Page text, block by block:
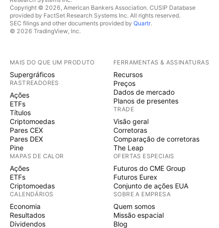
Copyright © 2026, American Bankers Association. CUSIP Database
provided by FactSet Research Systems Inc. All rights reserved.
SEC filings and other documents provided by Quartr.
© 2026 TradingView, Inc.
MAIS DO QUE UM PRODUTO
Supergráficos
RASTREADORES
Ações
ETFs
Títulos
Criptomoedas
Pares CEX
Pares DEX
Pine
MAPAS DE CALOR
Ações
ETFs
Criptomoedas
CALENDÁRIOS
Economia
Resultados
Dividendos
FERRAMENTAS & ASSINATURAS
Recursos
Preços
Dados de mercado
Planos de presentes
TRADE
Visão geral
Corretoras
Comparação de corretoras
The Leap
OFERTAS ESPECIAIS
Futuros do CME Group
Futuros Eurex
Conjunto de ações EUA
SOBRE A EMPRESA
Quem somos
Missão espacial
Blog